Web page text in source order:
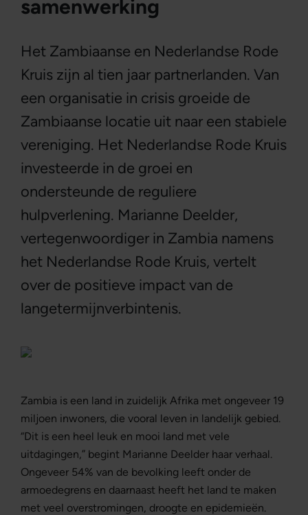
samenwerking
Het Zambiaanse en Nederlandse Rode
Kruis zijn al tien jaar partnerlanden. Van
een organisatie in crisis groeide de
Zambiaanse locatie uit naar een stabiele
vereniging. Het Nederlandse Rode Kruis
investeerde in de groei en
ondersteunde de reguliere
hulpverlening. Marianne Deelder,
vertegenwoordiger in Zambia namens
het Nederlandse Rode Kruis, vertelt
over de positieve impact van de
langetermijnverbintenis.
Zambia is een land in zuidelijk Afrika met ongeveer 19
miljoen inwoners, die vooral leven in landelijk gebied.
“Dit is een heel leuk en mooi land met vele
uitdagingen,” begint Marianne Deelder haar verhaal.
Ongeveer 54% van de bevolking leeft onder de
armoedegrens en daarnaast heeft het land te maken
met veel overstromingen, droogte en epidemieën.